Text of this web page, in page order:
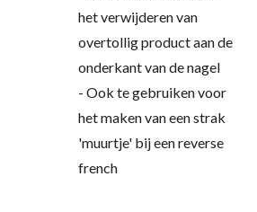
het verwijderen van
overtollig product aan de
onderkant van de nagel
- Ook te gebruiken voor
het maken van een strak
'muurtje' bij een reverse
french